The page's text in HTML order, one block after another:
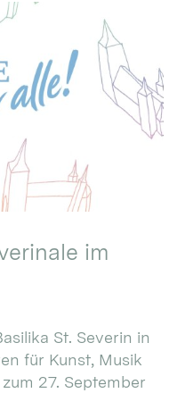
im
St. Severin in
für Kunst, Musik
27. September